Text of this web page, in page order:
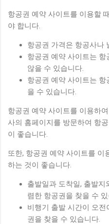
항공권 예약 사이트를 이용할
야 합니다.
항공권 가격은 항공사나
항공권 예약 사이트는
않을 수 있습니다.
항공권 예약 사이트는
을 수 있습니다.
항공권 예약 사이트를 이용하
사의 홈페이지를 방문하여 항
이 좋습니다.
또한, 항공권 예약 사이트를 이
하는 것이 좋습니다.
출발일과 도착일, 출발지
렴한 항공권을 찾을 수 있
비행기 출발 시간이 오
권을 찾을 수 있습니다.